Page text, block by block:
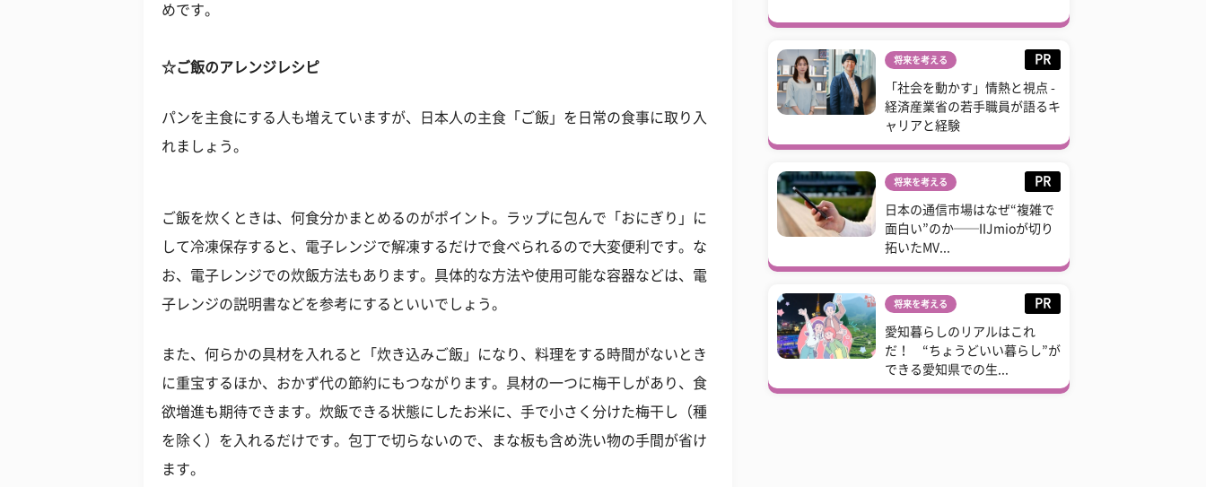
めです。
☆ご飯のアレンジレシピ
パンを主食にする人も増えていますが、日本人の主食「ご飯」を日常の食事に取り入
れましょう。
ご飯を炊くときは、何食分かまとめるのがポイント。ラップに包んで「おにぎり」に
して冷凍保存すると、電子レンジで解凍するだけで食べられるので大変便利です。な
お、電子レンジでの炊飯方法もあります。具体的な方法や使用可能な容器などは、電
子レンジの説明書などを参考にするといいでしょう。
また、何らかの具材を入れると「炊き込みご飯」になり、料理をする時間がないとき
に重宝するほか、おかず代の節約にもつながります。具材の一つに梅干しがあり、食
欲増進も期待できます。炊飯できる状態にしたお米に、手で小さく分けた梅干し（種
を除く）を入れるだけです。包丁で切らないので、まな板も含め洗い物の手間が省け
ます。
将来を考える PR
「社会を動かす」情熱と視点 -
経済産業省の若手職員が語るキ
ャリアと経験
将来を考える PR
日本の通信市場はなぜ“複雑で
面白い”のか──IIJmioが切り
拓いたMV...
将来を考える PR
愛知暮らしのリアルはこれ
だ！ “ちょうどいい暮らし”が
できる愛知県での生...